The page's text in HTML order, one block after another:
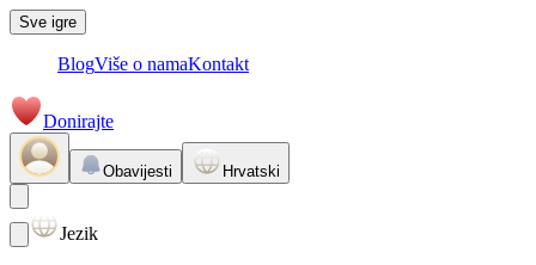
Sve igre
BlogViše o namaKontakt
Donirajte
Obavijesti Hrvatski
Jezik